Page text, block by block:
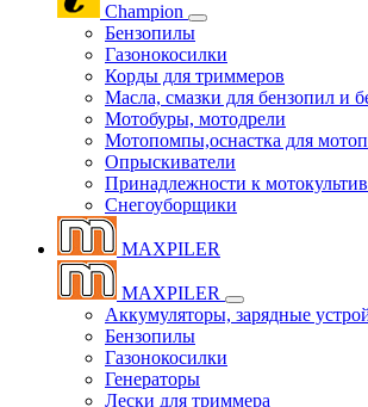
Champion
Бензопилы
Газонокосилки
Корды для триммеров
Масла, смазки для бензопил и
Мотобуры, мотодрели
Мотопомпы,оснастка для
Опрыскиватели
Принадлежности к
Снегоуборщики
MAXPILER
MAXPILER
Аккумуляторы, зарядные
Бензопилы
Газонокосилки
Генераторы
Лески для триммера